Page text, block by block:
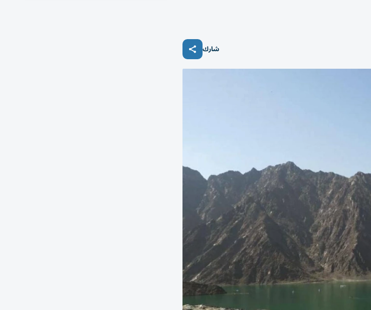
شارك